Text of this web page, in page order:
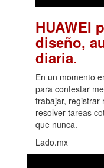
HUAWEI
diseño,
diaria.
En un momento
para contestar
trabajar, registrar
resolver tareas
que nunca.
Lado.mx